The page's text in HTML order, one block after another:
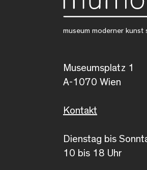
museum moderner
Museumsplatz 1
A-1070 Wien
Kontakt
Dienstag bis
10 bis 18 Uhr